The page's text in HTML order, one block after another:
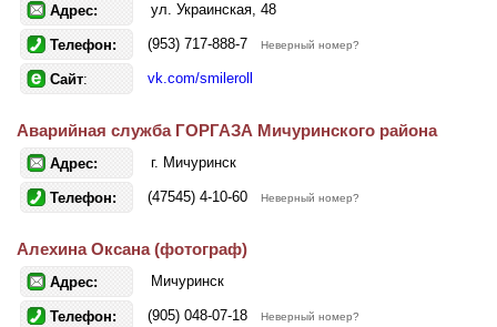
Адрес: ул. Украинская, 48
Телефон: (953) 717-888-7 Неверный номер?
Сайт: vk.com/smileroll
Аварийная служба ГОРГАЗА Мичуринского района
Адрес: г. Мичуринск
Телефон: (47545) 4-10-60 Неверный номер?
Алехина Оксана (фотограф)
Адрес: Мичуринск
Телефон: (905) 048-07-18 Неверный номер?